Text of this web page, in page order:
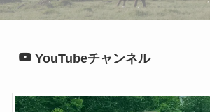
YouTubeチャンネル